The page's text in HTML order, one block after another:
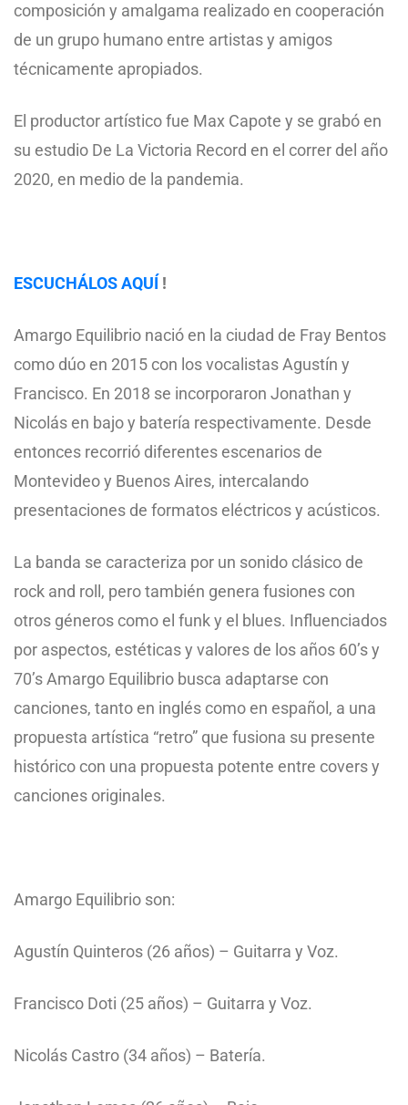
composición y amalgama realizado en cooperación
de un grupo humano entre artistas y amigos
técnicamente apropiados.
El productor artístico fue Max Capote y se grabó en
su estudio De La Victoria Record en el correr del año
2020, en medio de la pandemia.
ESCUCHÁLOS AQUÍ !
Amargo Equilibrio nació en la ciudad de Fray Bentos
como dúo en 2015 con los vocalistas Agustín y
Francisco. En 2018 se incorporaron Jonathan y
Nicolás en bajo y batería respectivamente. Desde
entonces recorrió diferentes escenarios de
Montevideo y Buenos Aires, intercalando
presentaciones de formatos eléctricos y acústicos.
La banda se caracteriza por un sonido clásico de
rock and roll, pero también genera fusiones con
otros géneros como el funk y el blues. Influenciados
por aspectos, estéticas y valores de los años 60’s y
70’s Amargo Equilibrio busca adaptarse con
canciones, tanto en inglés como en español, a una
propuesta artística “retro” que fusiona su presente
histórico con una propuesta potente entre covers y
canciones originales.
Amargo Equilibrio son:
Agustín Quinteros (26 años) – Guitarra y Voz.
Francisco Doti (25 años) – Guitarra y Voz.
Nicolás Castro (34 años) – Batería.